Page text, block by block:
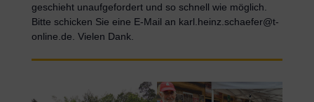
geschieht unaufgefordert und so schnell wie möglich.
Bitte schicken Sie eine E-Mail an karl.heinz.schaefer@t-
online.de. Vielen Dank.